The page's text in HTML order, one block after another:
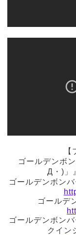
ゴールデンボ
Д・)」
ゴールデンボン
ゴールデ
ゴールデンボン
クイン